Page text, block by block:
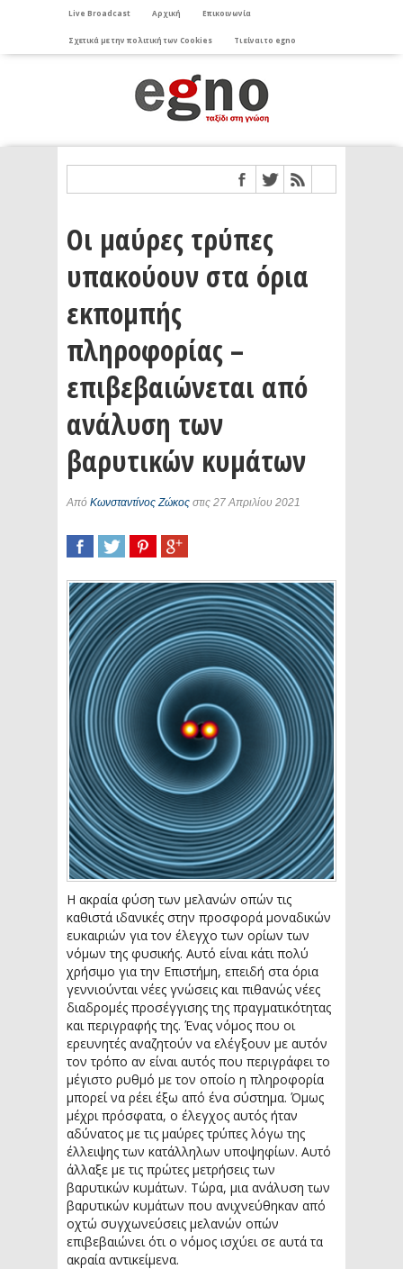
Live Broadcast Αρχική Επικοινωνία
Σχετικά με την πολιτική των Cookies Τι είναι το egno
Οι μαύρες τρύπες
υπακούουν στα όρια
εκπομπής
πληροφορίας –
επιβεβαιώνεται από
ανάλυση των
βαρυτικών κυμάτων
Από Κωνσταντίνος Ζώκος στις 27 Απριλίου 2021
Η ακραία φύση των μελανών οπών τις
καθιστά ιδανικές στην προσφορά μοναδικών
ευκαιριών για τον έλεγχο των ορίων των
νόμων της φυσικής. Αυτό είναι κάτι πολύ
χρήσιμο για την Επιστήμη, επειδή στα όρια
γεννιούνται νέες γνώσεις και πιθανώς νέες
διαδρομές προσέγγισης της πραγματικότητας
και περιγραφής της. Ένας νόμος που οι
ερευνητές αναζητούν να ελέγξουν με αυτόν
τον τρόπο αν είναι αυτός που περιγράφει το
μέγιστο ρυθμό με τον οποίο η πληροφορία
μπορεί να ρέει έξω από ένα σύστημα. Όμως
μέχρι πρόσφατα, ο έλεγχος αυτός ήταν
αδύνατος με τις μαύρες τρύπες λόγω της
έλλειψης των κατάλληλων υποψηφίων. Αυτό
άλλαξε με τις πρώτες μετρήσεις των
βαρυτικών κυμάτων. Τώρα, μια ανάλυση των
βαρυτικών κυμάτων που ανιχνεύθηκαν από
οχτώ συγχωνεύσεις μελανών οπών
επιβεβαιώνει ότι ο νόμος ισχύει σε αυτά τα
ακραία αντικείμενα.